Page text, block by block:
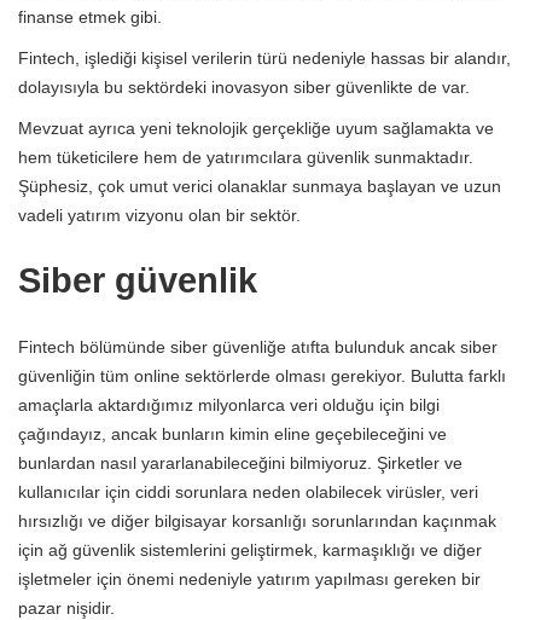
finanse etmek gibi.
Fintech, işlediği kişisel verilerin türü nedeniyle hassas bir alandır,
dolayısıyla bu sektördeki inovasyon siber güvenlikte de var.
Mevzuat ayrıca yeni teknolojik gerçekliğe uyum sağlamakta ve
hem tüketicilere hem de yatırımcılara güvenlik sunmaktadır.
Şüphesiz, çok umut verici olanaklar sunmaya başlayan ve uzun
vadeli yatırım vizyonu olan bir sektör.
Siber güvenlik
Fintech bölümünde siber güvenliğe atıfta bulunduk ancak siber
güvenliğin tüm online sektörlerde olması gerekiyor. Bulutta farklı
amaçlarla aktardığımız milyonlarca veri olduğu için bilgi
çağındayız, ancak bunların kimin eline geçebileceğini ve
bunlardan nasıl yararlanabileceğini bilmiyoruz. Şirketler ve
kullanıcılar için ciddi sorunlara neden olabilecek virüsler, veri
hırsızlığı ve diğer bilgisayar korsanlığı sorunlarından kaçınmak
için ağ güvenlik sistemlerini geliştirmek, karmaşıklığı ve diğer
işletmeler için önemi nedeniyle yatırım yapılması gereken bir
pazar nişidir.